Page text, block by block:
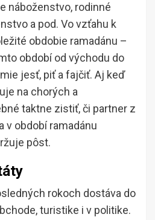
náboženstvo, rodinné
a pod. Vo vzťahu k
obdobie ramadánu –
období od východu do
jesť, piť a fajčiť. Aj keď
na chorých a
taktne zistiť, či partner z
v období ramadánu
pôst.
rokoch dostáva do
turistike i v politike.